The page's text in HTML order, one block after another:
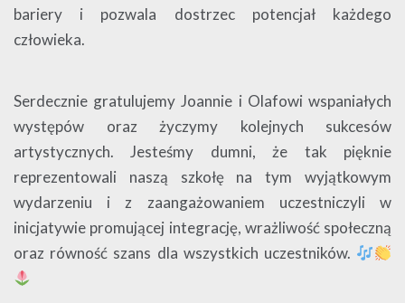
bariery i pozwala dostrzec potencjał każdego
człowieka.
Serdecznie gratulujemy Joannie i Olafowi wspaniałych
występów oraz życzymy kolejnych sukcesów
artystycznych. Jesteśmy dumni, że tak pięknie
reprezentowali naszą szkołę na tym wyjątkowym
wydarzeniu i z zaangażowaniem uczestniczyli w
inicjatywie promującej integrację, wrażliwość społeczną
oraz równość szans dla wszystkich uczestników.